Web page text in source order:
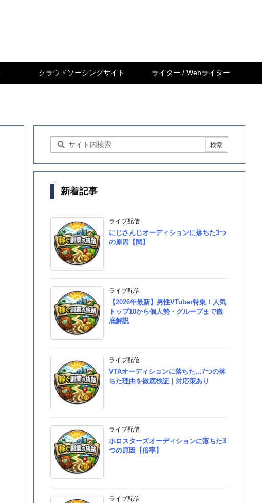
クラウドソーシングサイト ライター / Webライター
新着記事
ライブ配信
にじさんじオーディションに落ちた3つ
の原因【闇】
ライブ配信
【2026年最新】男性VTuber特集！人気
トップ10から個人勢・グループまで徹
底解説
ライブ配信
VTAオーディションに落ちた…7つの落
ちた理由を徹底検証｜対応策あり
ライブ配信
ホロスターズオーディションに落ちた3
つの原因【倍率】
ライブ配信